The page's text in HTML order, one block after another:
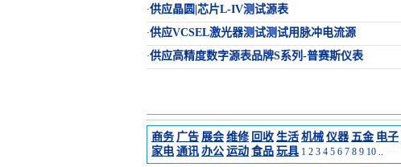
·供应晶圆|芯片L-IV测试源表
·供应VCSEL激光器测试测试用脉冲电流源
·供应高精度数字源表品牌S系列-普赛斯仪表
商务 广告 展会 维修 回收 生活 机械 仪器 五金 电子
家电 通讯 办公 运动 食品 玩具 1 2 3 4 5 6 7 8 9 10 ..